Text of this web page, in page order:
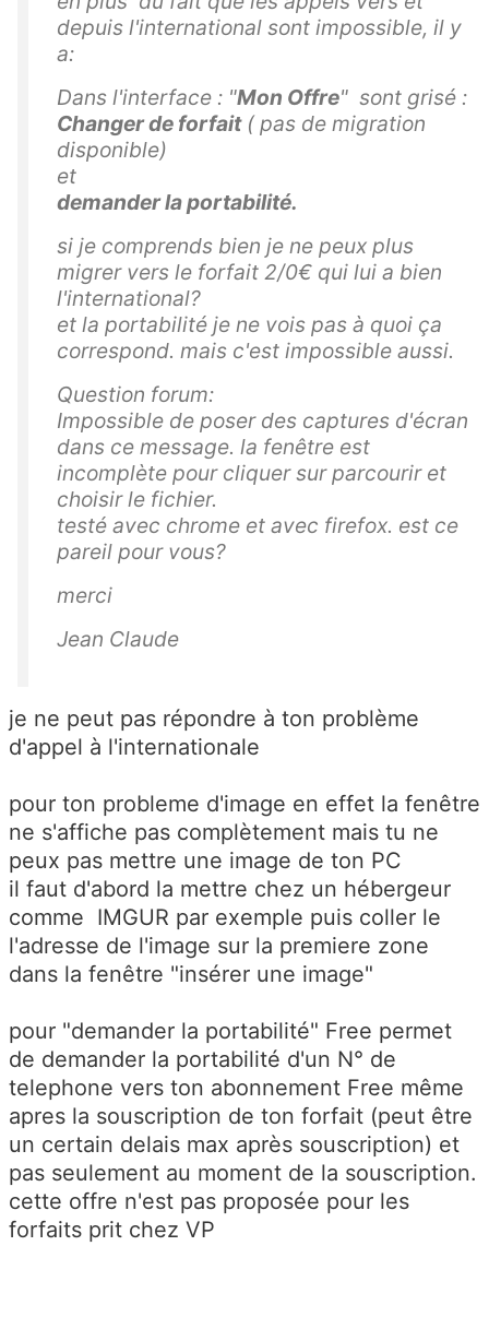
depuis l'international sont impossible, il y
a:
Dans l'interface : "Mon Offre" sont grisé :
Changer de forfait( pas de migration
disponible)
et
demander la portabilité.
si je comprends bien je ne peux plus
migrer vers le forfait 2/0€ qui lui a bien
l'international?
et la portabilité je ne vois pas à quoi ça
correspond. mais c'est impossible aussi.
Question forum:
Impossible de poser des captures d'écran
dans ce message. la fenêtre est
incomplète pour cliquer sur parcourir et
choisir le fichier.
testé avec chrome et avec firefox. est ce
pareil pour vous?
merci
Jean Claude
je ne peut pas répondre à ton problème
d'appel à l'internationale
pour ton probleme d'image en effet la fenêtre
ne s'affiche pas complètement mais tu ne
peux pas mettre une image de ton PC
il faut d'abord la mettre chez un hébergeur
comme IMGUR par exemple puis coller le
l'adresse de l'image sur la premiere zone
dans la fenêtre "insérer une image"
pour "demander la portabilité" Free permet
de demander la portabilité d'un N° de
telephone vers ton abonnement Free même
apres la souscription de ton forfait (peut être
un certain delais max après souscription) et
pas seulement au moment de la souscription.
cette offre n'est pas proposée pour les
forfaits prit chez VP